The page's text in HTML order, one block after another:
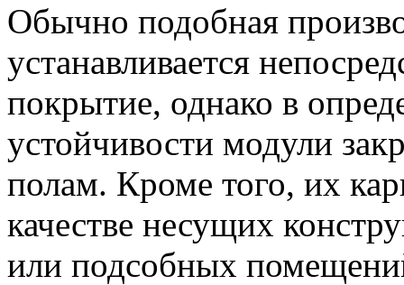
Обычно подобная
устанавливается
покрытие, однако в
устойчивости модули
полам. Кроме того, их
качестве несущих
или подсобных